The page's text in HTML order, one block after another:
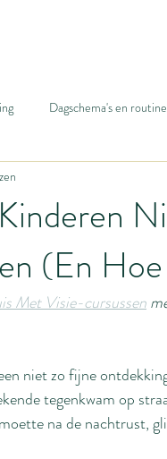
Dagschema's en routine
leven
Fijne motoriek Motivatie
Bevalling
(En
Met Visie-cursussen
niet zo fijne
tegenkwam op
na de nachtrust,